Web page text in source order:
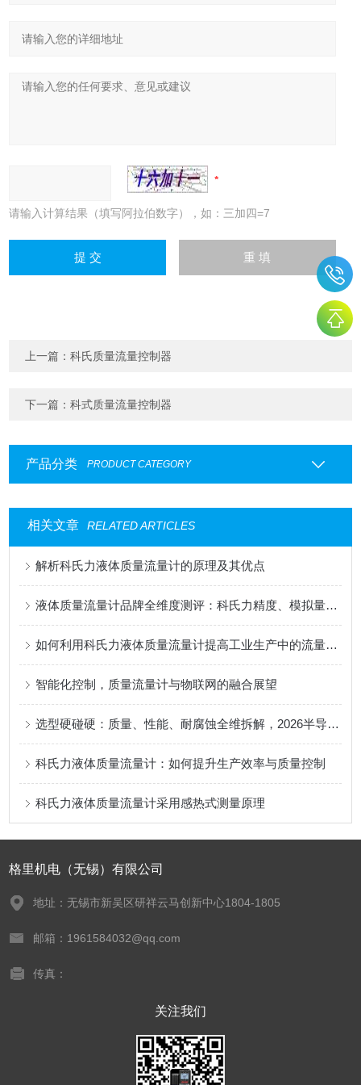
请输入计算结果（填写阿拉伯数字），如：三加四=7
上一篇：科氏质量流量控制器
下一篇：科式质量流量控制器
产品分类 PRODUCT CATEGORY
相关文章 RELATED ARTICLES
解析科氏力液体质量流量计的原理及其优点
液体质量流量计品牌全维度测评：科氏力精度、模拟量响应、国产厂家性价比
如何利用科氏力液体质量流量计提高工业生产中的流量控制
智能化控制，质量流量计与物联网的融合展望
选型硬碰硬：质量、性能、耐腐蚀全维拆解，2026半导体气体流量计品牌力荐榜
科氏力液体质量流量计：如何提升生产效率与质量控制
科氏力液体质量流量计采用感热式测量原理
格里机电（无锡）有限公司
地址：无锡市新吴区研祥云马创新中心1804-1805
邮箱：1961584032@qq.com
传真：
关注我们